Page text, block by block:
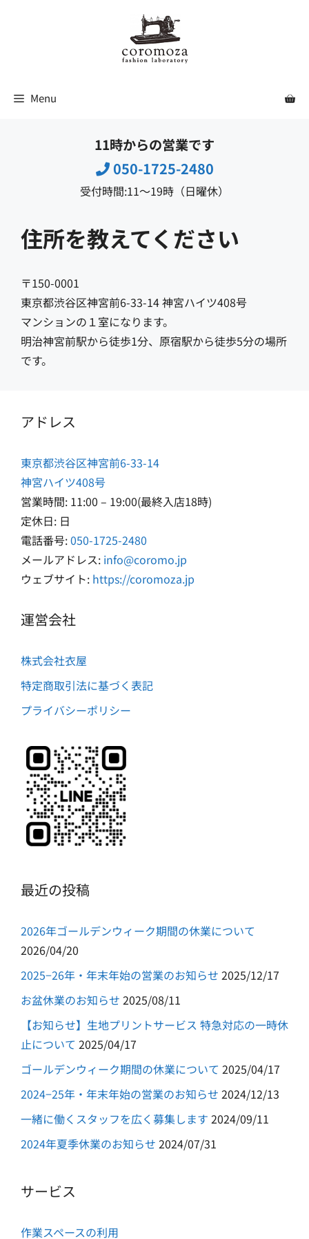
Menu
11時からの営業です
050-1725-2480
受付時間:11〜19時（日曜休）
住所を教えてください
〒150-0001
東京都渋谷区神宮前6-33-14 神宮ハイツ408号
マンションの１室になります。
明治神宮前駅から徒歩1分、原宿駅から徒歩5分の場所
です。
アドレス
東京都渋谷区神宮前6-33-14
神宮ハイツ408号
営業時間: 11:00 – 19:00(最終入店18時)
定休日: 日
電話番号:050-1725-2480
メールアドレス: info@coromo.jp
ウェブサイト: https://coromoza.jp
運営会社
株式会社衣屋
特定商取引法に基づく表記
プライバシーポリシー
最近の投稿
2026年ゴールデンウィーク期間の休業について
2026/04/20
2025−26年・年末年始の営業のお知らせ 2025/12/17
お盆休業のお知らせ 2025/08/11
【お知らせ】生地プリントサービス 特急対応の一時休
止について 2025/04/17
ゴールデンウィーク期間の休業について 2025/04/17
2024−25年・年末年始の営業のお知らせ 2024/12/13
一緒に働くスタッフを広く募集します 2024/09/11
2024年夏季休業のお知らせ 2024/07/31
サービス
作業スペースの利用